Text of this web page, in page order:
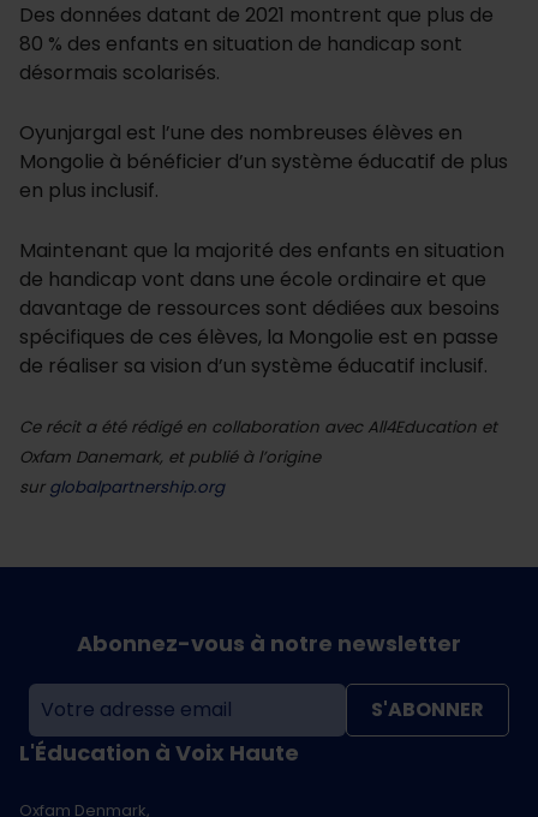
Des données datant de 2021 montrent que plus de
80 % des enfants en situation de handicap sont
désormais scolarisés.
Oyunjargal est l’une des nombreuses élèves en
Mongolie à bénéficier d’un système éducatif de plus
en plus inclusif.
Maintenant que la majorité des enfants en situation
de handicap vont dans une école ordinaire et que
davantage de ressources sont dédiées aux besoins
spécifiques de ces élèves, la Mongolie est en passe
de réaliser sa vision d’un système éducatif inclusif.
Ce récit a été rédigé en collaboration avec All4Education et
Oxfam Danemark, et publié à l’origine
sur globalpartnership.org
L'Éducation à Voix Haute
Oxfam Denmark,
Abonnez-vous à notre newsletter
S'ABONNER